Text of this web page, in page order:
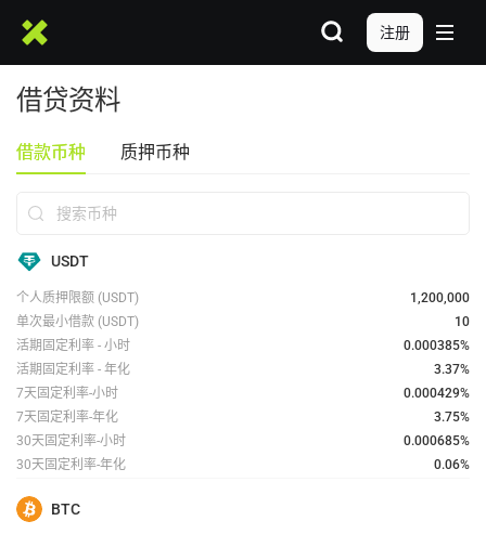
注册
借贷资料
借款币种 质押币种
搜索币种
USDT
个人质押限额 (USDT)
1,200,000
单次最小借款 (USDT)
10
活期固定利率 - 小时
0.000385%
活期固定利率 - 年化
3.37%
7天固定利率-小时
0.000429%
7天固定利率-年化
3.75%
30天固定利率-小时
0.000685%
30天固定利率-年化
0.06%
BTC